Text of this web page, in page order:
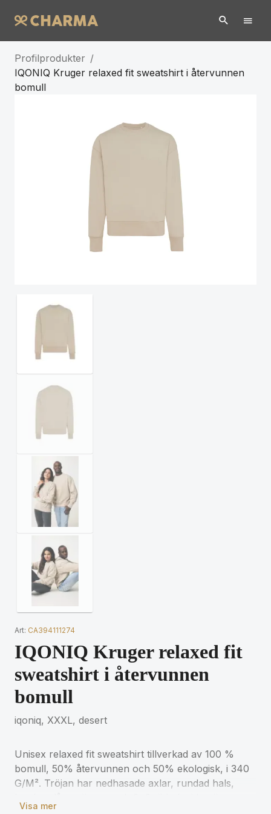
Profilprodukter /
IQONIQ Kruger relaxed fit sweatshirt i återvunnen
bomull
Art: CA394111274
IQONIQ Kruger relaxed fit
sweatshirt i återvunnen
bomull
iqoniq, XXXL, desert
Unisex relaxed fit sweatshirt tillverkad av 100 %
bomull, 50% återvunnen och 50% ekologisk, i 340
G/M². Tröjan har nedhasade axlar, rundad hals,
Visa mer